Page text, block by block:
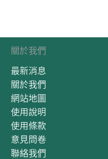
關於我們
最新消息
關於我們
網站地圖
使用說明
使用條款
意見問卷
聯絡我們